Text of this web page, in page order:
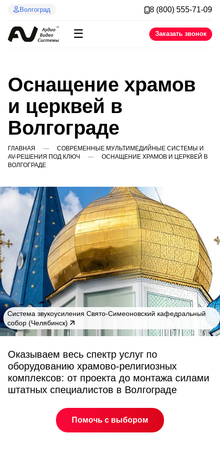
Волгоград 8 (800) 555-71-09
☰ Заказать звонок
Оснащение храмов
и церквей в
Волгограде
ГЛАВНАЯ
СОВРЕМЕННЫЕ МУЛЬТИМЕДИЙНЫЕ СИСТЕМЫ И
AV-РЕШЕНИЯ ПОД КЛЮЧ
ОСНАЩЕНИЕ ХРАМОВ И ЦЕРКВЕЙ В
ВОЛГОГРАДЕ
Cистема звукоусиления Свято-Симеоновский кафедральный
собор (Челябинск)
Оказываем весь спектр услуг по
оборудованию храмово-религиозных
комплексов: от проекта до монтажа силами
штатных специалистов в Волгограде
Помочь с выбором